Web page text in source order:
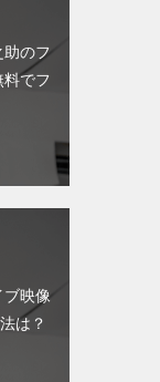
助のフ
でフ
ブ映像
は？